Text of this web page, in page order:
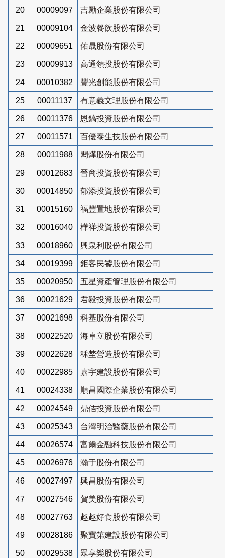
20 00009097 吉勵企業股份有限公司
21 00009104 金波餐飲股份有限公司
22 00009651 佑晟股份有限公司
23 00009913 高通領投股份有限公司
24 00010382 豐光創能股份有限公司
25 00011137 有意義文理股份有限公司
26 00011376 恩鎬投資股份有限公司
27 00011571 百優泰生技股份有限公司
28 00011988 閎燁股份有限公司
29 00012683 晉商投資股份有限公司
30 00014850 郁添投資股份有限公司
31 00015160 福豐置地股份有限公司
32 00016040 樺祥投資股份有限公司
33 00018960 興泉利股份有限公司
34 00019399 鉅客民饕股份有限公司
35 00020950 五星資產管理股份有限公司
36 00021629 君毅投資股份有限公司
37 00021698 科基股份有限公司
38 00022520 海卓立股份有限公司
39 00022628 秝埜營造股份有限公司
40 00022985 嘉宇建設股份有限公司
41 00024338 順昌國際企業股份有限公司
42 00024549 鼎佶投資股份有限公司
43 00025343 台灣明治醫藥股份有限公司
44 00026574 富爾金融科技股份有限公司
45 00026976 瀚于股份有限公司
46 00027497 興昌股份有限公司
47 00027546 賀美股份有限公司
48 00027763 趣趣好食股份有限公司
49 00028186 聚寶第建設股份有限公司
50 00029538
眾享樂股份有限公司